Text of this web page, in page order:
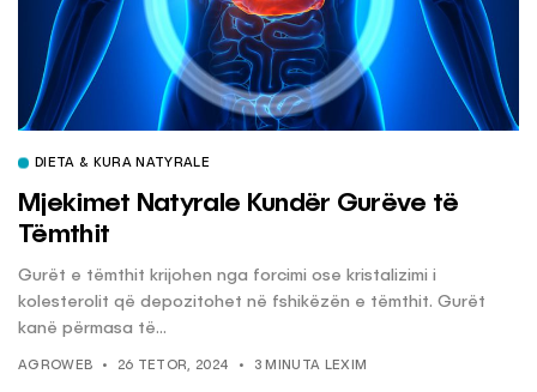
DIETA & KURA NATYRALE
Mjekimet Natyrale Kundër Gurëve të
Tëmthit
Gurët e tëmthit krijohen nga forcimi ose kristalizimi i
kolesterolit që depozitohet në fshikëzën e tëmthit. Gurët
kanë përmasa të...
AGROWEB 26 TETOR, 2024 3 MINUTA LEXIM